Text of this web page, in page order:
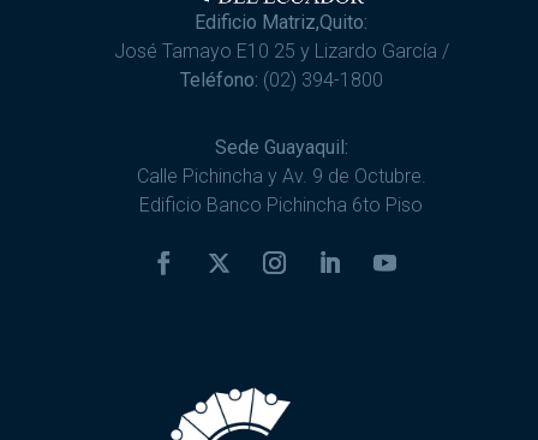
Edificio Matriz,Quito:
José Tamayo E10 25 y Lizardo García /
Teléfono: (02) 394-1800
Sede Guayaquil:
Calle Pichincha y Av. 9 de Octubre.
Edificio Banco Pichincha 6to Piso